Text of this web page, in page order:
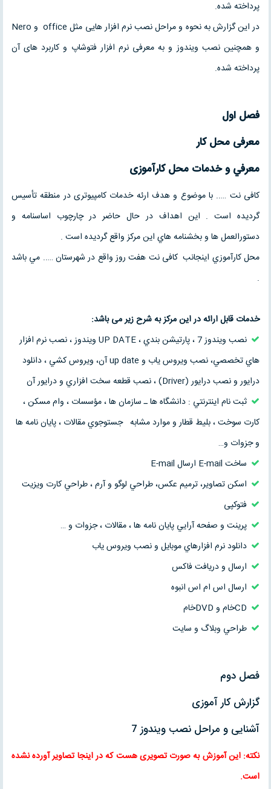
پرداخته شده.
در این گزارش به نحوه و مراحل نصب نرم افزار هایی مثل office و Nero
و همچنین نصب ویندوز و به معرفی نرم افزار فتوشاپ و کاربرد های آن
پرداخته شده.
فصل اول
معرفی محل کار
معرفي و خدمات محل كارآموزی
کافی نت ….. با موضوع و هدف ارئه خدمات کامپیوتری در منطقه تأسيس
گرديده است . اين اهداف در حال حاضر در چارچوب اساسنامه و
دستورالعمل ها و بخشنامه هاي اين مرکز واقع گرديده است .
محل كارآموزي اينجانب کافی نت هفت روز واقع در شهرستان ….. مي باشد
.
خدمات قابل ارائه در این مرکز به شرح زیر می باشد:
نصب ويندوز 7 ، پارتيشن بندي ، UP DATE ويندوز ، نصب نرم افزار
هاي تخصصي، نصب ويروس ياب و up date آن، ويروس كشي ، دانلود
درايور و نصب درايور (Driver) ، نصب قطعه سخت افزاري و درايور آن
ثبت نام اينترنتي : دانشگاه ها ـ سازمان ها ، مؤسسات ، وام مسكن ،
كارت سوخت ، بليط قطار و موارد مشابه جستوجوي مقالات ، پايان نامه ها
و جزوات و…
ساخت E-mail ارسال E-mail
اسكن تصاوير، ترميم عكس، طراحي لوگو و آرم ، طراحي كارت ويزيت
فتوکپی
پرينت و صفحه آرايي پايان نامه ها ، مقالات ، جزوات و …
دانلود نرم افزارهاي موبايل و نصب ويروس ياب
ارسال و دريافت فاكس
ارسال اس ام اس انبوه
‌CDخام و DVDخام
طراحي وبلاگ و سایت
فصل دوم
گزارش کار آموزی
آشنایی و مراحل نصب ویندوز 7
نکته: این آموزش به صورت تصویری هست که در اینجا تصاویر آورده نشده
است.